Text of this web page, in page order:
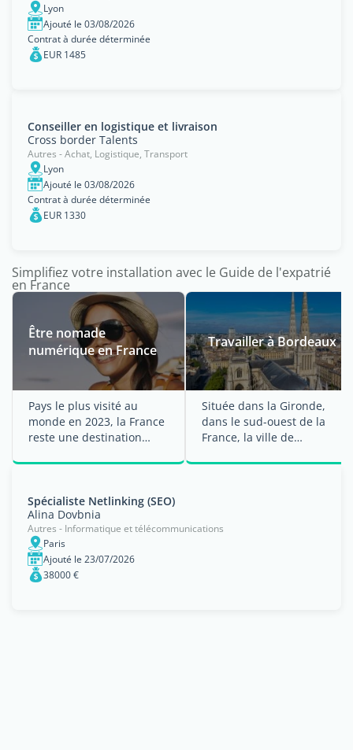
Lyon
Ajouté le 03/08/2026
Contrat à durée déterminée
EUR 1485
Conseiller en logistique et livraison
Cross border Talents
Autres - Achat, Logistique, Transport
Lyon
Ajouté le 03/08/2026
Contrat à durée déterminée
EUR 1330
Simplifiez votre installation avec le Guide de l'expatrié
en France
Être nomade
numérique en France
Pays le plus visité au
monde en 2023, la France
reste une destination
Travailler à Bordeaux
Située dans la Gironde,
dans le sud-ouest de la
France, la ville de
plus grandes ...
Spécialiste Netlinking (SEO)
Alina Dovbnia
Autres - Informatique et télécommunications
Paris
Ajouté le 23/07/2026
38000 €